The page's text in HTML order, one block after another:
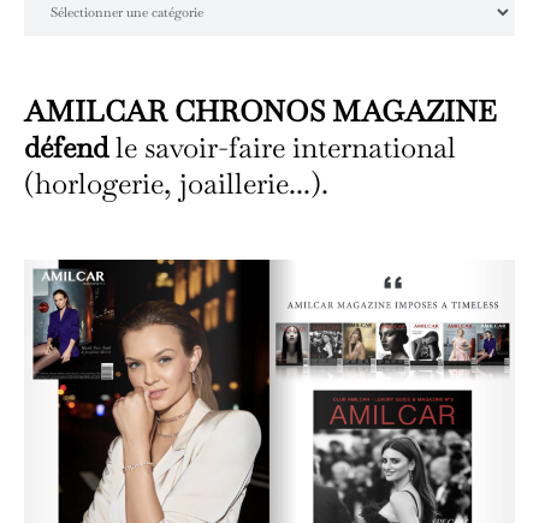
AMILCAR CHRONOS MAGAZINE
défendle savoir-faire international
(horlogerie, joaillerie...).